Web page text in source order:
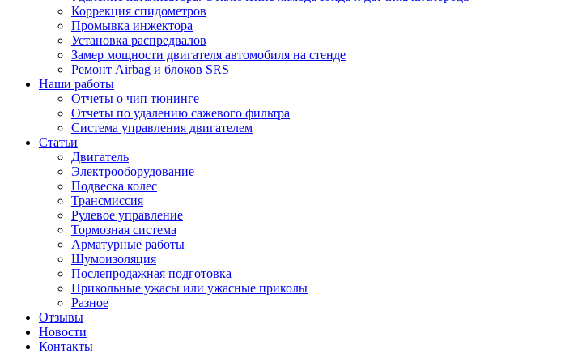
Коррекция спидометров
Промывка инжектора
Установка распредвалов
Замер мощности двигателя автомобиля на стенде
Ремонт Airbag и блоков SRS
Наши работы
Отчеты о чип тюнинге
Отчеты по удалению сажевого фильтра
Система управления двигателем
Статьи
Двигатель
Электрооборудование
Подвеска колес
Трансмиссия
Рулевое управление
Тормозная система
Арматурные работы
Шумоизоляция
Послепродажная подготовка
Прикольные ужасы или ужасные приколы
Разное
Отзывы
Новости
Контакты